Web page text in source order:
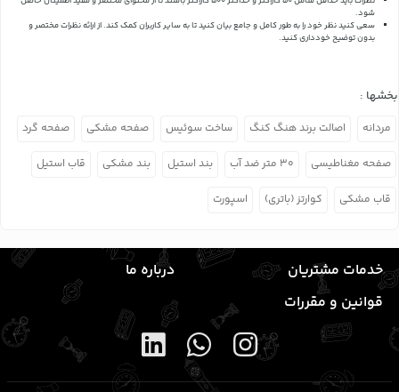
شود.
سعی کنید نظر خود را به طور کامل و جامع بیان کنید تا به سایر کاربران کمک کند.از ارائه نظرات مختصر و
بدون توضیح خودداری کنید.
بخشها :
مردانه اصالت برند هنگ کنگ ساخت سوئیس صفحه مشکی صفحه گرد
صفحه مغناطیسی ۳۰ متر ضد آب بند استیل بند مشکی قاب استیل
قاب مشکی کوارتز (باتری) اسپورت
خدمات مشتریان
درباره ما
قوانین و مقررات